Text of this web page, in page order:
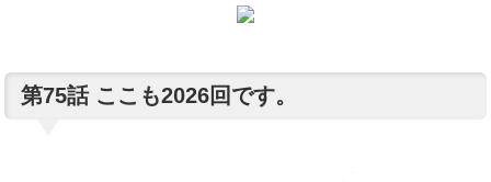
第75話 ここも2026回です。